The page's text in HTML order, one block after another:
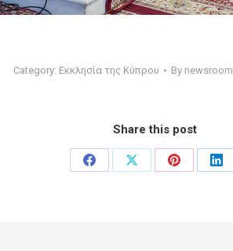
Category: Εκκλησία της Κύπρου By newsroom
Share this post
Share
Share
Share